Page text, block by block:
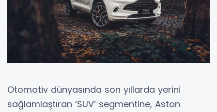
Otomotiv dünyasında son yıllarda yerini
sağlamlaştıran ‘SUV’ segmentine, Aston